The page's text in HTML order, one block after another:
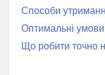
Способи
Оптимальні умови
Що робити точно